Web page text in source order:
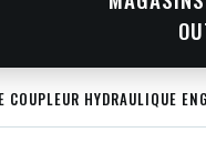
COUPLEUR HYDRAULIQUE